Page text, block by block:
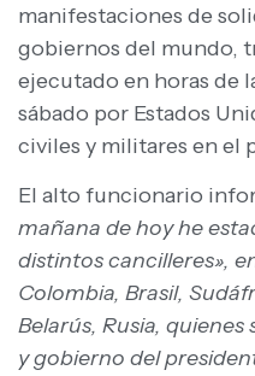
manifestaciones de
gobiernos del mundo,
ejecutado en horas de
sábado por Estados
civiles y militares en el
El alto funcionario
mañana de hoy he
distintos cancilleres»,
Colombia, Brasil,
Belarús, Rusia,
y gobierno del